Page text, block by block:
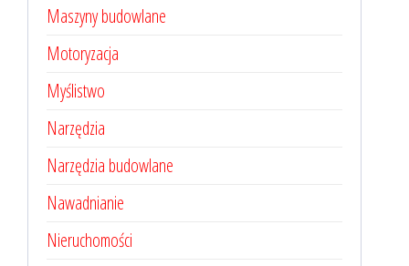
Maszyny budowlane
Motoryzacja
Myślistwo
Narzędzia
Narzędzia budowlane
Nawadnianie
Nieruchomości